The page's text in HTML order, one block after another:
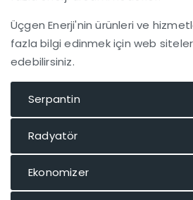
Üçgen Enerji'nin ürünleri ve
fazla bilgi edinmek için web
edebilirsiniz.
Serpantin
Radyatör
Ekonomizer